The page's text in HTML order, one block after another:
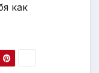
как